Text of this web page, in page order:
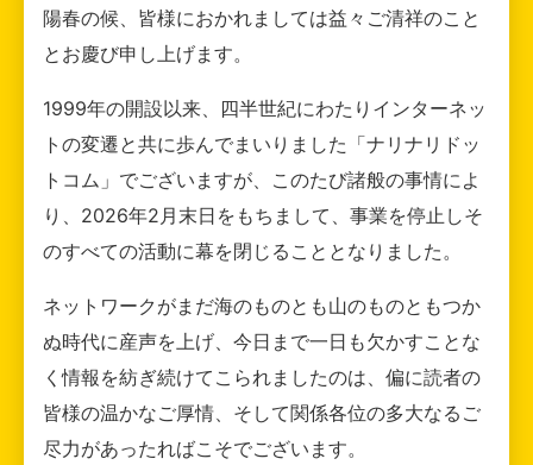
陽春の候、皆様におかれましては益々ご清祥のこと
とお慶び申し上げます。
1999年の開設以来、四半世紀にわたりインターネッ
トの変遷と共に歩んでまいりました「ナリナリドッ
トコム」でございますが、このたび諸般の事情によ
り、2026年2月末日をもちまして、事業を停止しそ
のすべての活動に幕を閉じることとなりました。
ネットワークがまだ海のものとも山のものともつか
ぬ時代に産声を上げ、今日まで一日も欠かすことな
く情報を紡ぎ続けてこられましたのは、偏に読者の
皆様の温かなご厚情、そして関係各位の多大なるご
尽力があったればこそでございます。